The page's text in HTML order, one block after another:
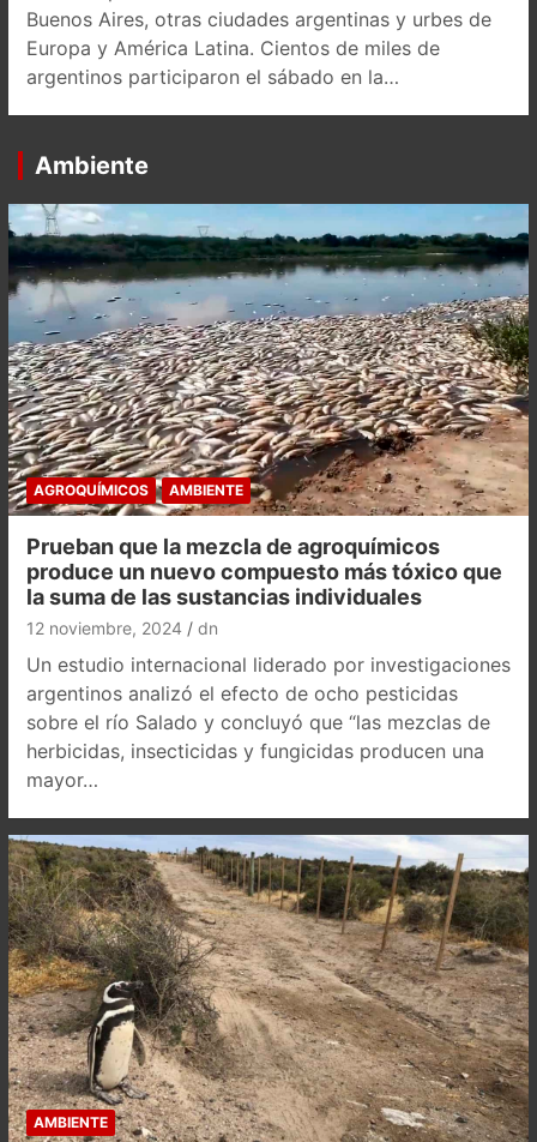
Buenos Aires, otras ciudades argentinas y urbes de
Europa y América Latina. Cientos de miles de
argentinos participaron el sábado en la…
Ambiente
AGROQUÍMICOS AMBIENTE
Prueban que la mezcla de agroquímicos
produce un nuevo compuesto más tóxico que
la suma de las sustancias individuales
12 noviembre, 2024 dn
Un estudio internacional liderado por investigaciones
argentinos analizó el efecto de ocho pesticidas
sobre el río Salado y concluyó que “las mezclas de
herbicidas, insecticidas y fungicidas producen una
mayor…
AMBIENTE